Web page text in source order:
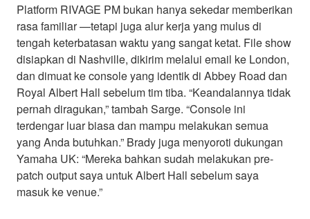
Platform RIVAGE PM bukan hanya sekedar memberikan
rasa familiar —tetapi juga alur kerja yang mulus di
tengah keterbatasan waktu yang sangat ketat. File show
disiapkan di Nashville, dikirim melalui email ke London,
dan dimuat ke console yang identik di Abbey Road dan
Royal Albert Hall sebelum tim tiba. “Keandalannya tidak
pernah diragukan,” tambah Sarge. “Console ini
terdengar luar biasa dan mampu melakukan semua
yang Anda butuhkan.” Brady juga menyoroti dukungan
Yamaha UK: “Mereka bahkan sudah melakukan pre-
patch output saya untuk Albert Hall sebelum saya
masuk ke venue.”